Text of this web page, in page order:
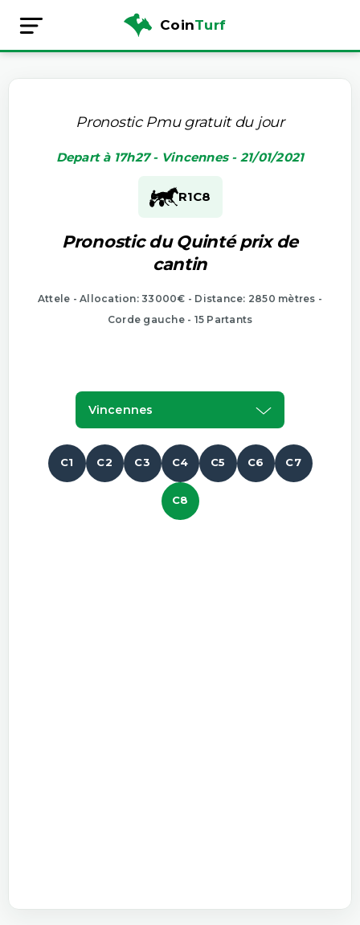
CoinTurf
Pronostic Pmu gratuit du jour
Depart à 17h27 - Vincennes - 21/01/2021
R1C8
Pronostic du Quinté prix de
cantin
Attele - Allocation: 33000€ - Distance: 2850 mètres -
Corde gauche - 15 Partants
Vincennes
C1 C2 C3 C4 C5 C6 C7
C8